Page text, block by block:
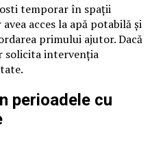
temporar în spații
acces la apă potabilă și
primului ajutor. Dacă
solicita intervenția
perioadele cu